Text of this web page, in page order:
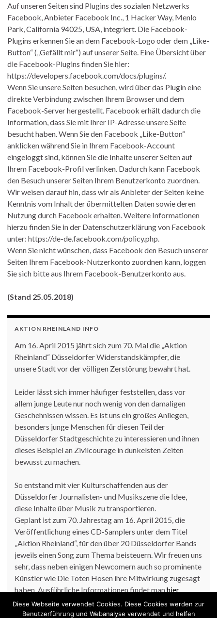
Auf unseren Seiten sind Plugins des sozialen Netzwerks
Facebook, Anbieter Facebook Inc., 1 Hacker Way, Menlo
Park, California 94025, USA, integriert. Die Facebook-
Plugins erkennen Sie an dem Facebook-Logo oder dem „Like-
Button“ („Gefällt mir“) auf unserer Seite. Eine Übersicht über
die Facebook-Plugins finden Sie hier:
https://developers.facebook.com/docs/plugins/.
Wenn Sie unsere Seiten besuchen, wird über das Plugin eine
direkte Verbindung zwischen Ihrem Browser und dem
Facebook-Server hergestellt. Facebook erhält dadurch die
Information, dass Sie mit Ihrer IP-Adresse unsere Seite
besucht haben. Wenn Sie den Facebook „Like-Button“
anklicken während Sie in Ihrem Facebook-Account
eingeloggt sind, können Sie die Inhalte unserer Seiten auf
Ihrem Facebook-Profil verlinken. Dadurch kann Facebook
den Besuch unserer Seiten Ihrem Benutzerkonto zuordnen.
Wir weisen darauf hin, dass wir als Anbieter der Seiten keine
Kenntnis vom Inhalt der übermittelten Daten sowie deren
Nutzung durch Facebook erhalten. Weitere Informationen
hierzu finden Sie in der Datenschutzerklärung von Facebook
unter: https://de-de.facebook.com/policy.php.
Wenn Sie nicht wünschen, dass Facebook den Besuch unserer
Seiten Ihrem Facebook-Nutzerkonto zuordnen kann, loggen
Sie sich bitte aus Ihrem Facebook-Benutzerkonto aus.
(Stand 25.05.2018)
AKTION RHEINLAND INFO
Am 16. April 2015 jährt sich zum 70. Mal die „Aktion
Rheinland“ Düsseldorfer Widerstandskämpfer, die
unsere Stadt vor der völligen Zerstörung bewahrt hat.
Leider lässt sich immer häufiger feststellen, dass vor
allem junge Leute nur noch wenig von den damaligen
Geschehnissen wissen. Es ist uns ein großes Anliegen,
besonders junge Menschen für diesen Teil der
Düsseldorfer Stadtgeschichte zu interessieren und ihnen
dieses Beispiel an Zivilcourage in dunkelsten Zeiten
bewusst zu machen.
So entstand mit vier Kulturschaffenden aus der
Düsseldorfer Journalisten- und Musikszene die Idee,
diese Inhalte über Musik zu transportieren.
Geplant ist zum 70. Jahrestag am 16. April 2015, die
Veröffentlichung eines CD-Samplers unter dem Titel
„Aktion Rheinland“, für den über 20 Düsseldorfer Bands
jeweils einen Song zum Thema beisteuern. Wir freuen uns
sehr, dass neben einigen Newcomern auch so prominente
Künstler wie Die Toten Hosen ihre Mitwirkung zugesagt
haben. Ausführliche Informationen findet manhier
Diese Webseite verwendet Cookies. Diese Cookies werden zur
Benutzerführung und Webanalyse verwendet und helfen